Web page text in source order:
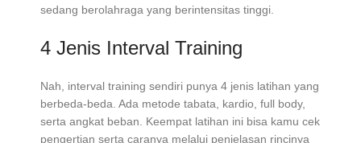
sedang berolahraga yang berintensitas tinggi.
4 Jenis Interval Training
Nah, interval training sendiri punya 4 jenis latihan yang
berbeda-beda. Ada metode tabata, kardio, full body,
serta angkat beban. Keempat latihan ini bisa kamu cek
pengertian serta caranya melalui penjelasan rincinya